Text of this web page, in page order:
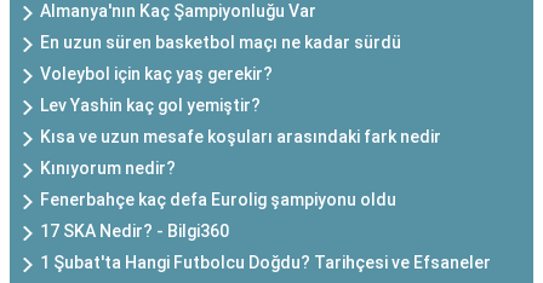
Almanya'nın Kaç Şampiyonluğu Var
En uzun süren basketbol maçı ne kadar sürdü
Voleybol için kaç yaş gerekir?
Lev Yashin kaç gol yemiştir?
Kısa ve uzun mesafe koşuları arasındaki fark nedir
Kınıyorum nedir?
Fenerbahçe kaç defa Eurolig şampiyonu oldu
17 SKA Nedir? - Bilgi360
1 Şubat'ta Hangi Futbolcu Doğdu? Tarihçesi ve Efsaneler